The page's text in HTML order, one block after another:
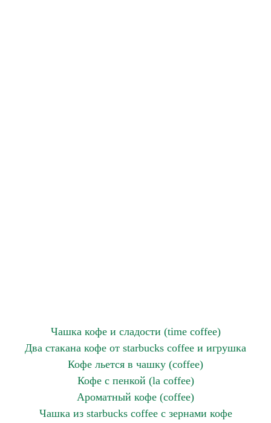
Чашка кофе и сладости (time coffee)
Два стакана кофе от starbucks coffee и игрушка
Кофе льется в чашку (coffee)
Кофе с пенкой (la coffee)
Ароматный кофе (coffee)
Чашка из starbucks coffee с зернами кофе